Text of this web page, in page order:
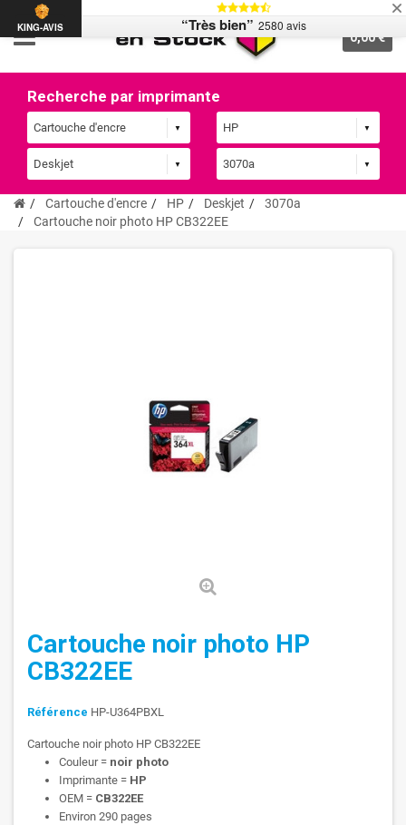
0,00 €
Recherche par imprimante
Cartouche d'encre HP Deskjet
3070a
Cartouche noir photo HP CB322EE
Cartouche noir photo HP
CB322EE
Référence HP-U364PBXL
Cartouche noir photo HP CB322EE
Couleur = noir photo
Imprimante = HP
OEM = CB322EE
Environ 290 pages
KING-AVIS “Très bien” 2580 avis